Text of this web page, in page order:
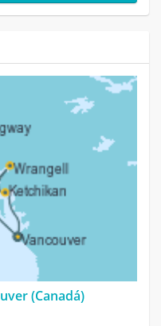
(Canadá)